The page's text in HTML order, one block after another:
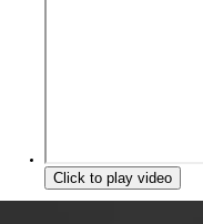
Click to play video